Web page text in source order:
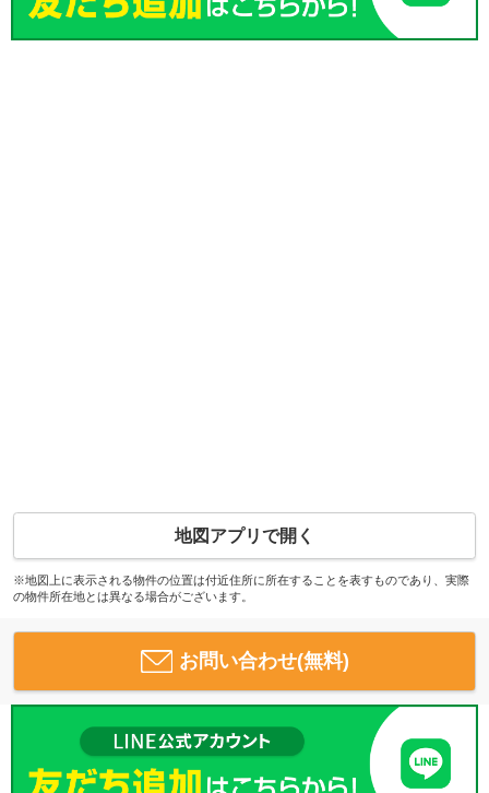
地図アプリで開く
※地図上に表示される物件の位置は付近住所に所在することを表すものであり、実際
の物件所在地とは異なる場合がございます。
お問い合わせ(無料)